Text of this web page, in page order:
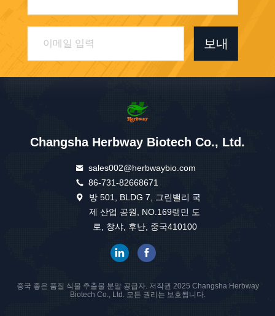
보내
Changsha Herbway Biotech Co., Ltd.
sales002@herbwaybio.com
86-731-82668671
방 501, BLDG 7, 그린밸리 국
제 산업 공원, NO.169랭민 도
로, 창샤, 후난, 중국410100
중국 좋은 품질 식물 추출물 분말 공급자. 저작권 2025 Changsha Herbway
Biotech Co., Ltd. 모든 권리는 보호됩니다.